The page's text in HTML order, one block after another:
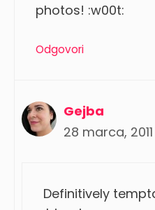
photos! :w00t:
Odgovori
Gejba
28 marca,
Definitively